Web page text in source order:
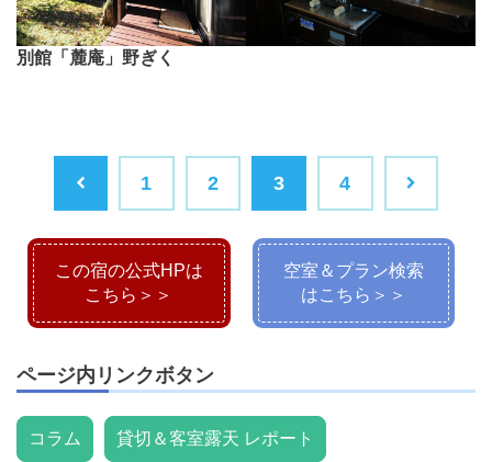
別館「麓庵」野ぎく
1 2 3 4
この宿の公式HPは
こちら＞＞
空室＆プラン検索
はこちら＞＞
ページ内リンクボタン
コラム 貸切＆客室露天 レポート